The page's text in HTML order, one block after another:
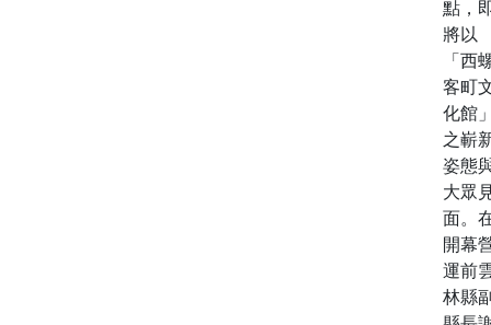
點，
將以
「西
客町
化館
之嶄
姿態
大眾
面。
開幕
運前
林縣